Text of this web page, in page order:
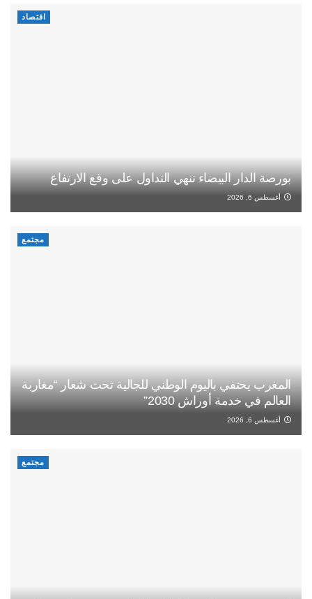
اقتصاد
بورصة الدار البيضاء تنهي التداول على وقع الارتفاع
أغسطس 6, 2026
مجتمع
المغرب يحتفي باليوم الوطني للجالية تحت شعار “مغاربة
العالم في خدمة أوراش 2030”
أغسطس 6, 2026
مجتمع